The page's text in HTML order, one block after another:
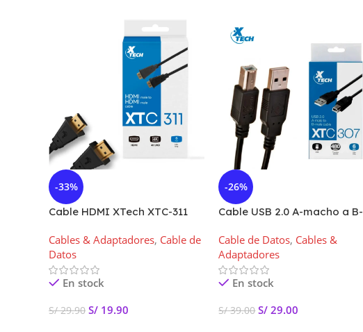
-33%
Cable HDMI XTech XTC-311
1,8m
Cables & Adaptadores, Cable de
Datos
En stock
S/29.90 S/ 19.90
-26%
Cable USB 2.0 A-macho a B-
Cable de Datos, Cables &
Adaptadores
En stock
S/39.00 S/ 29.00